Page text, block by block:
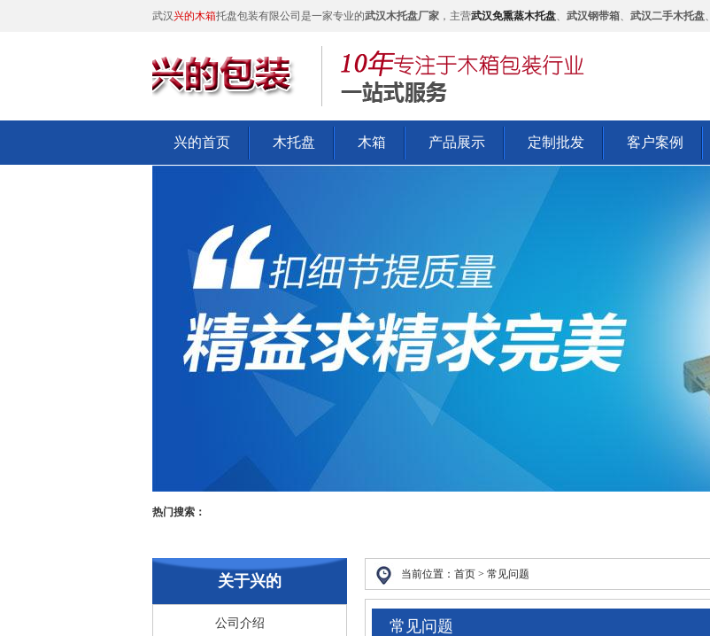
武汉兴的木箱托盘包装有限公司是一家专业的武汉木托盘厂家 ，主营武汉免熏蒸木托盘、 武汉钢带箱、 武汉二手木托盘、
兴的首页 木托盘 木箱 产品展示 定制批发 客户案例
热门搜索：
关于兴的
公司介绍
当前位置： 首页 > 常见问题
常见问题